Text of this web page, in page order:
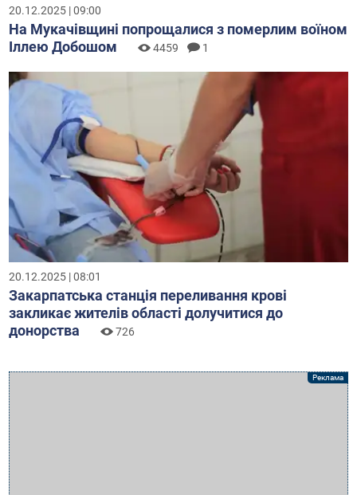
20.12.2025 | 09:00
На Мукачівщині попрощалися з померлим воїном
Іллею Добошом
4459 1
20.12.2025 | 08:01
Закарпатська станція переливання крові
закликає жителів області долучитися до
донорства
726